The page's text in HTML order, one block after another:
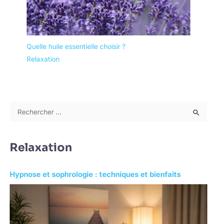
Quelle huile essentielle choisir ?
Relaxation
c
h
e
Relaxation
Hypnose et sophrologie : techniques et bienfaits